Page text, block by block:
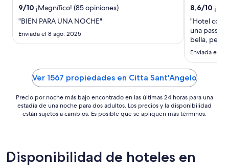
de
9/10 ¡Magnífico! (85 opiniones)
"BIEN PARA UNA NOCHE"
Enviada el 8 ago. 2025
8,6/10
"Hotel
una
bella,
Enviada el 15
Ver 1567 propiedades en Citta Sant'Angelo
Precio por noche más bajo encontrado en las últimas 24 horas para una
estadía de una noche para dos adultos. Los precios y la disponibilidad
están sujetos a cambios. Es posible que se apliquen más términos.
Disponibilidad de hoteles en